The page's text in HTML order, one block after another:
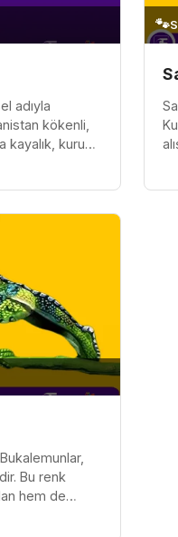
adıyla
kökenli,
kayalık, kuru
🐾
Bu renk
hem de